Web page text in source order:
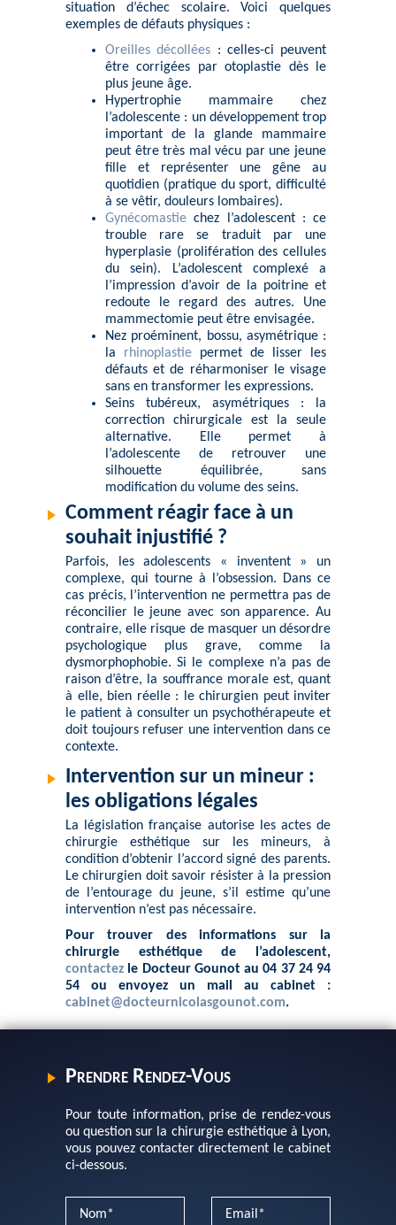
situation d’échec scolaire. Voici quelques
exemples de défauts physiques :
Oreilles décollées : celles-ci peuvent
être corrigées par otoplastie dès le
plus jeune âge.
Hypertrophie mammaire chez
l’adolescente : un développement trop
important de la glande mammaire
peut être très mal vécu par une jeune
fille et représenter une gêne au
quotidien (pratique du sport, difficulté
à se vêtir, douleurs lombaires).
Gynécomastie chez l’adolescent : ce
trouble rare se traduit par une
hyperplasie (prolifération des cellules
du sein). L’adolescent complexé a
l’impression d’avoir de la poitrine et
redoute le regard des autres. Une
mammectomie peut être envisagée.
Nez proéminent, bossu, asymétrique :
la rhinoplastie permet de lisser les
défauts et de réharmoniser le visage
sans en transformer les expressions.
Seins tubéreux, asymétriques : la
correction chirurgicale est la seule
alternative. Elle permet à
l’adolescente de retrouver une
silhouette équilibrée, sans
modification du volume des seins.
Comment réagir face à un
souhait injustifié ?
Parfois, les adolescents « inventent » un
complexe, qui tourne à l’obsession. Dans ce
cas précis, l’intervention ne permettra pas de
réconcilier le jeune avec son apparence. Au
contraire, elle risque de masquer un désordre
psychologique plus grave, comme la
dysmorphophobie. Si le complexe n’a pas de
raison d’être, la souffrance morale est, quant
à elle, bien réelle : le chirurgien peut inviter
le patient à consulter un psychothérapeute et
doit toujours refuser une intervention dans ce
contexte.
Intervention sur un mineur :
les obligations légales
La législation française autorise les actes de
chirurgie esthétique sur les mineurs, à
condition d’obtenir l’accord signé des parents.
Le chirurgien doit savoir résister à la pression
de l’entourage du jeune, s’il estime qu’une
intervention n’est pas nécessaire.
Pour trouver des informations sur la
chirurgie esthétique de l’adolescent,
contactez le Docteur Gounot au 04 37 24 94
54 ou envoyez un mail au cabinet :
cabinet@docteurnicolasgounot.com.
Prendre Rendez-Vous
Pour toute information, prise de rendez-vous
ou question sur la chirurgie esthétique à Lyon,
vous pouvez contacter directement le cabinet
ci-dessous.